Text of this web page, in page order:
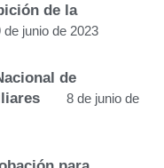
de la
de junio de 2023
de
8 de junio de